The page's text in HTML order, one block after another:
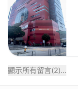
顯示所有留言(2)...